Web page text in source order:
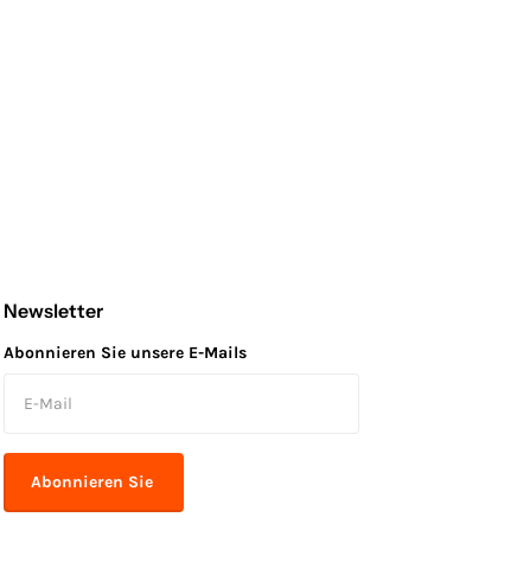
Newsletter
Abonnieren Sie unsere E-Mails
Abonnieren Sie